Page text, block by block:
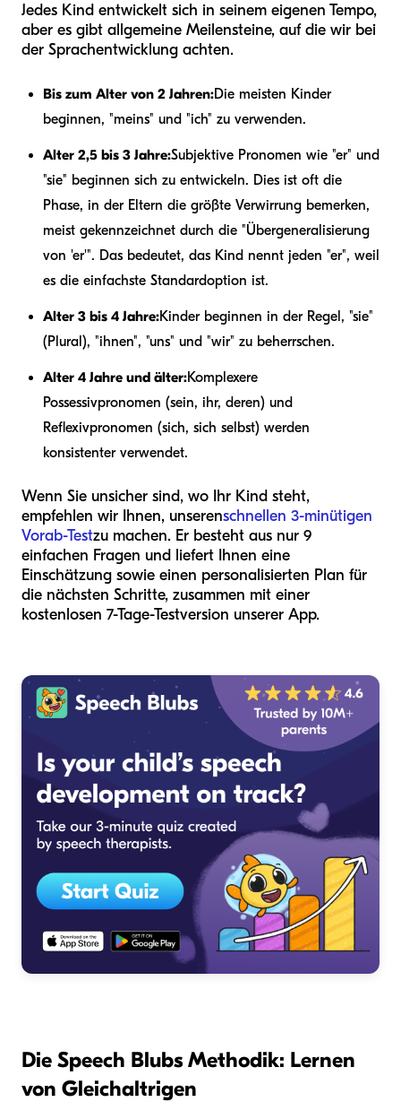
Jedes Kind entwickelt sich in seinem eigenen Tempo,
aber es gibt allgemeine Meilensteine, auf die wir bei
der Sprachentwicklung achten.
Bis zum Alter von 2 Jahren:Die meisten Kinder
beginnen, "meins" und "ich" zu verwenden.
Alter 2,5 bis 3 Jahre:Subjektive Pronomen wie "er" und
"sie" beginnen sich zu entwickeln. Dies ist oft die
Phase, in der Eltern die größte Verwirrung bemerken,
meist gekennzeichnet durch die "Übergeneralisierung
von 'er'". Das bedeutet, das Kind nennt jeden "er", weil
es die einfachste Standardoption ist.
Alter 3 bis 4 Jahre:Kinder beginnen in der Regel, "sie"
(Plural), "ihnen", "uns" und "wir" zu beherrschen.
Alter 4 Jahre und älter:Komplexere
Possessivpronomen (sein, ihr, deren) und
Reflexivpronomen (sich, sich selbst) werden
konsistenter verwendet.
Wenn Sie unsicher sind, wo Ihr Kind steht,
empfehlen wir Ihnen, unserenschnellen 3-minütigen
Vorab-Testzu machen. Er besteht aus nur 9
einfachen Fragen und liefert Ihnen eine
Einschätzung sowie einen personalisierten Plan für
die nächsten Schritte, zusammen mit einer
kostenlosen 7-Tage-Testversion unserer App.
Die Speech Blubs Methodik: Lernen
von Gleichaltrigen